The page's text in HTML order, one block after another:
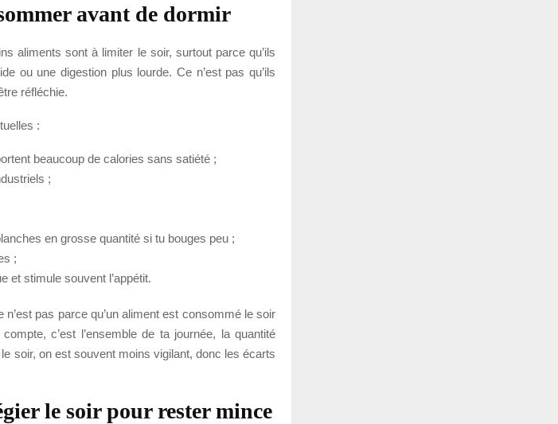
avant de dormir
aliments sont à limiter le soir, surtout parce qu’ils
ou une digestion plus lourde. Ce n’est pas qu’ils
réfléchie.
:
beaucoup de calories sans satiété ;
;
en grosse quantité si tu bouges peu ;
;
et stimule souvent l’appétit.
pas parce qu’un aliment est consommé le soir
c’est l’ensemble de ta journée, la quantité
soir, on est souvent moins vigilant, donc les écarts
le soir pour rester mince